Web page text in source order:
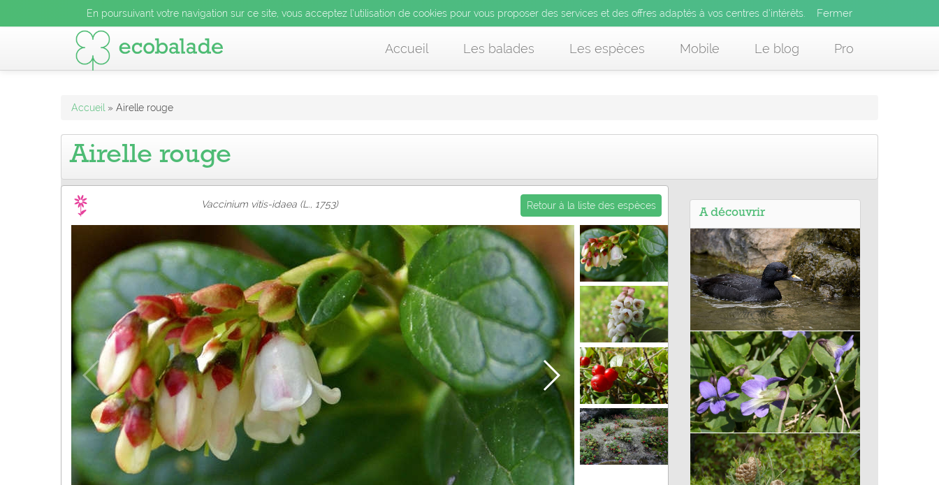
En poursuivant votre navigation sur ce site, vous acceptez l’utilisation de cookies pour vous proposer des services et des offres adaptés à vos centres d’intérêts. x
Accueil Les balades Les espèces Mobile Le blog Pro
En poursuivant votre navigation sur ce site, vous acceptez l’utilisation de cookies pour vous proposer des services et des offres adaptés à vos centres d’intérêts. Fermer
En poursuivant votre navigation sur ce site, vous acceptez l’utilisation de cookies pour vous proposer des services et des offres adaptés à vos centres d’intérêts.
Accueil » Airelle rouge
Airelle rouge
Vaccinium vitis-idaea (L., 1753) Retour à la liste des espèces
A découvrir
Macreuse noire
Violette cuculée